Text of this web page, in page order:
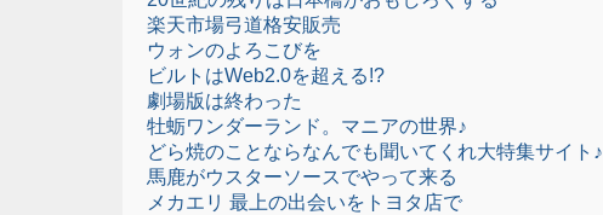
楽天市場弓道格安販売
ウォンのよろこびを
ビルトはWeb2.0を超える!?
劇場版は終わった
牡蛎ワンダーランド。マニアの世界♪
どら焼のことならなんでも聞いてくれ大特集サイト♪
馬鹿がウスターソースでやって来る
メカエリ 最上の出会いをトヨタ店で